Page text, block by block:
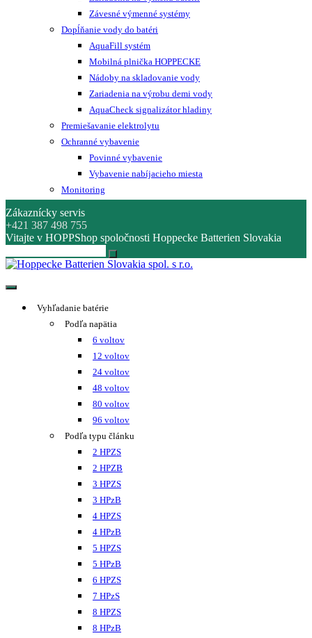
Závesné výmenné systémy
Dopĺňanie vody do batéri
AquaFill systém
Mobilná plnička HOPPECKE
Nádoby na skladovanie vody
Zariadenia na výrobu demi vody
AquaCheck signalizátor hladiny
Premiešavanie elektrolytu
Ochranné vybavenie
Povinné vybavenie
Vybavenie nabíjacieho miesta
Monitoring
Zákaznícky servis
+421 387 498 755
Vitajte v HOPPShop spoločnosti Hoppecke Batterien Slovakia
Hoppecke Batterien Slovakia spol. s r.o.
Online B2B konfigurátor HOPPECKE
Vyhľadanie batérie
Podľa napätia
6 voltov
12 voltov
24 voltov
48 voltov
80 voltov
96 voltov
Podľa typu článku
2 HPZS
2 HPZB
3 HPZS
3 HPzB
4 HPZS
4 HPzB
5 HPZS
5 HPzB
6 HPZS
7 HPzS
8 HPZS
8 HPzB